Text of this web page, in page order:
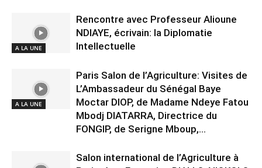
A LA UNE
Rencontre avec Professeur Alioune
NDIAYE, écrivain: la Diplomatie
Intellectuelle
A LA UNE
Paris Salon de l’Agriculture: Visites de
L’Ambassadeur du Sénégal Baye
Moctar DIOP, de Madame Ndeye Fatou
Mbodj DIATARRA, Directrice du
FONGIP, de Serigne Mboup,...
Salon international de l’Agriculture à